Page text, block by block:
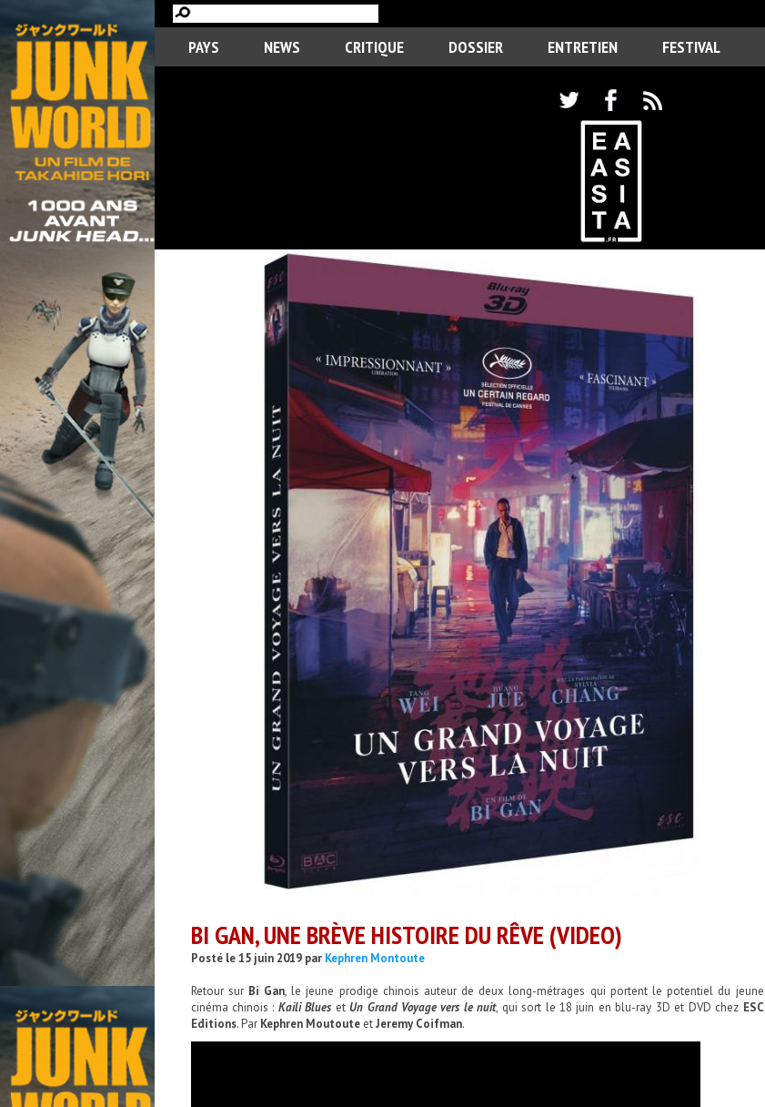
PAYS NEWS CRITIQUE DOSSIER ENTRETIEN FESTIVAL
BI GAN, UNE BRÈVE HISTOIRE DU RÊVE (VIDEO)
Posté le 15 juin 2019 par Kephren Montoute
Retour sur Bi Gan, le jeune prodige chinois auteur de deux long-métrages qui portent le potentiel du jeune
cinéma chinois : Kaili Blues etUn Grand Voyage vers le nuit, qui sort le 18 juin en blu-ray 3D et DVD chez ESC
Editions. Par Kephren MoutouteetJeremy Coifman.